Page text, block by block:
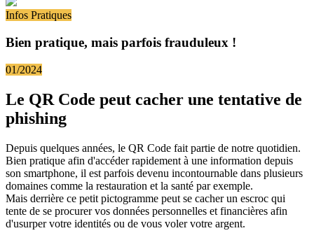
Infos Pratiques
Bien pratique, mais parfois frauduleux !
01/2024
Le QR Code peut cacher une tentative de
phishing
Depuis quelques années, le QR Code fait partie de notre quotidien.
Bien pratique afin d'accéder rapidement à une information depuis
son smartphone, il est parfois devenu incontournable dans plusieurs
domaines comme la restauration et la santé par exemple.
Mais derrière ce petit pictogramme peut se cacher un escroc qui
tente de se procurer vos données personnelles et financières afin
d'usurper votre identités ou de vous voler votre argent.